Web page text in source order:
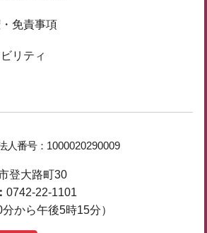
免責事項
リティ
人番号： 1000020290009
登大路町30
0742-22-1101
から午後5時15分）